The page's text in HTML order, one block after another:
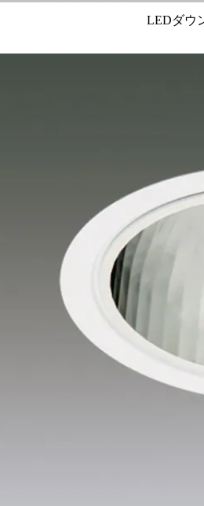
LEDダウ